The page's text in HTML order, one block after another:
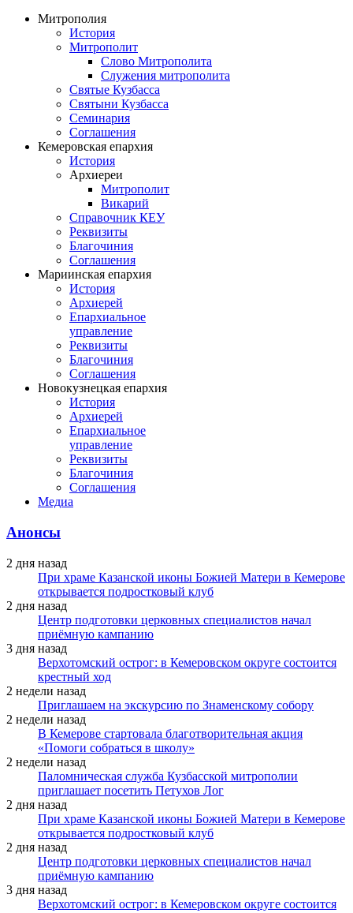
Митрополия
История
Митрополит
Слово Митрополита
Служения митрополита
Святые Кузбасса
Святыни Кузбасса
Семинария
Соглашения
Кемеровская епархия
История
Архиереи
Митрополит
Викарий
Справочник КЕУ
Реквизиты
Благочиния
Соглашения
Мариинская епархия
История
Архиерей
Епархиальное
управление
Реквизиты
Благочиния
Соглашения
Новокузнецкая епархия
История
Архиерей
Епархиальное
управление
Реквизиты
Благочиния
Соглашения
Медиа
Анонсы
2 дня назад
При храме Казанской иконы Божией Матери в Кемерове
открывается подростковый клуб
2 дня назад
Центр подготовки церковных специалистов начал
приёмную кампанию
3 дня назад
Верхотомский острог: в Кемеровском округе состоится
крестный ход
2 недели назад
Приглашаем на экскурсию по Знаменскому собору
2 недели назад
В Кемерове стартовала благотворительная акция
«Помоги собраться в школу»
2 недели назад
Паломническая служба Кузбасской митрополии
приглашает посетить Петухов Лог
2 дня назад
При храме Казанской иконы Божией Матери в Кемерове
открывается подростковый клуб
2 дня назад
Центр подготовки церковных специалистов начал
приёмную кампанию
3 дня назад
Верхотомский острог: в Кемеровском округе состоится